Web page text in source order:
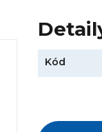
Kód